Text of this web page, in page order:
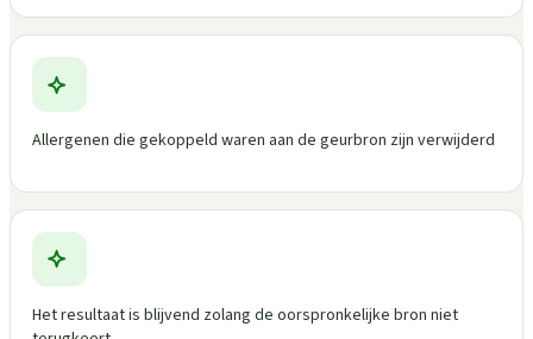
Allergenen die gekoppeld waren aan de geurbron zijn verwijderd
Het resultaat is blijvend zolang de oorspronkelijke bron niet